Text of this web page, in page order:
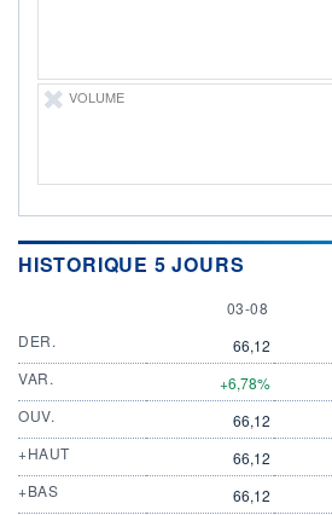
VOLUME
HISTORIQUE 5 JOURS
3 AUGUST
03-08
DER.
66,12
VAR.
+6,78%
OUV.
66,12
+HAUT
66,12
+BAS
66,12